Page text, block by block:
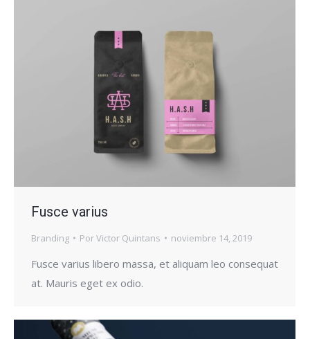
Fusce varius
Branding PorVictor Quintans noviembre 14, 2019
Fusce varius libero massa, et aliquam leo consequat
at. Mauris eget ex odio.